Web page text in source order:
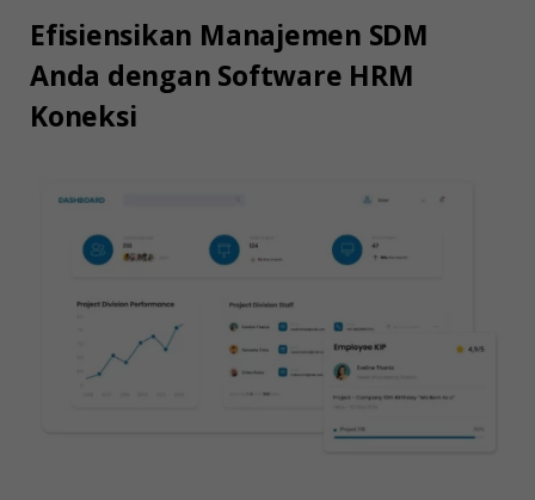
Efisiensikan Manajemen SDM
Anda dengan Software HRM
Koneksi